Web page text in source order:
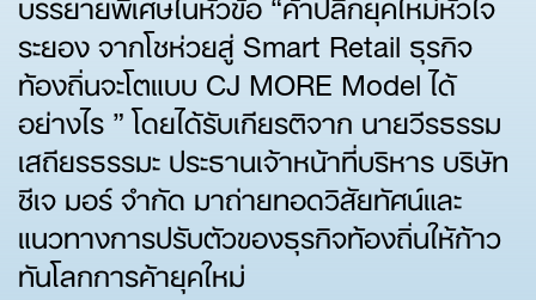
ระยอง จากโชห่วยสู่ Smart Retail ธุรกิจ
ท้องถิ่นจะโตแบบ CJ MORE Model ได้
อย่างไร ” โดยได้รับเกียรติจาก นายวีรธรรม
เสถียรธรรมะ ประธานเจ้าหน้าที่บริหาร บริษัท
ซีเจ มอร์ จำกัด มาถ่ายทอดวิสัยทัศน์และ
แนวทางการปรับตัวของธุรกิจท้องถิ่นให้ก้าว
ทันโลกการค้ายุคใหม่